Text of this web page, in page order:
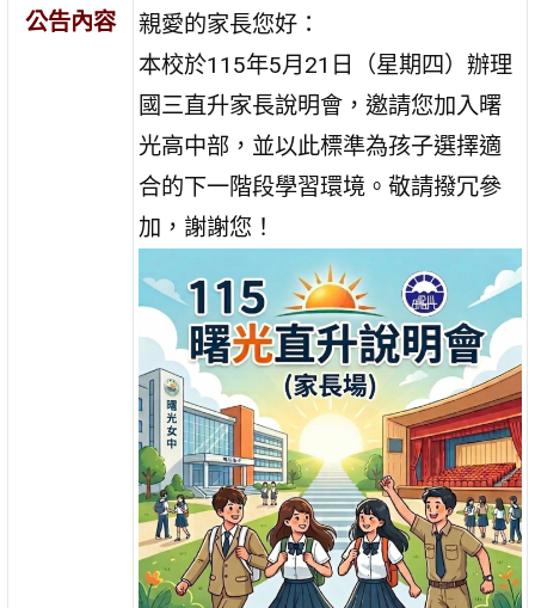
公告內容
親愛的家長您好：
本校於115年5月21日（星期四）辦理
國三直升家長說明會，邀請您加入曙
光高中部，並以此標準為孩子選擇適
合的下一階段學習環境。敬請撥冗參
加，謝謝您！